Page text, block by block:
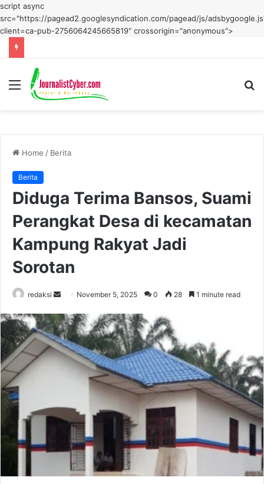
script async
src="https://pagead2.googlesyndication.com/pagead/js/
client=ca-pub-2756064245665819" crossorigin="anonymous">
Menu
Home / Berita
Berita
Diduga Terima Bansos, Suami
Perangkat Desa di kecamatan
Kampung Rakyat Jadi
Sorotan
redaksi
Send
email
November 5, 2025 0 28 1 minute read